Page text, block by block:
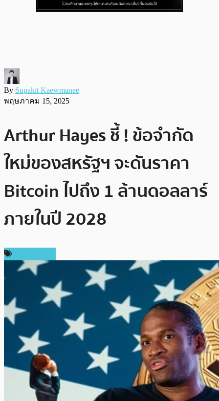
By Supakit Kaewmanee
พฤษภาคม 15, 2025
Arthur Hayes ชี้ ! ข้อจำกัด
ใหม่ของสหรัฐฯ จะดันราคา
Bitcoin ไปถึง 1 ล้านดอลลาร์
ภายในปี 2028